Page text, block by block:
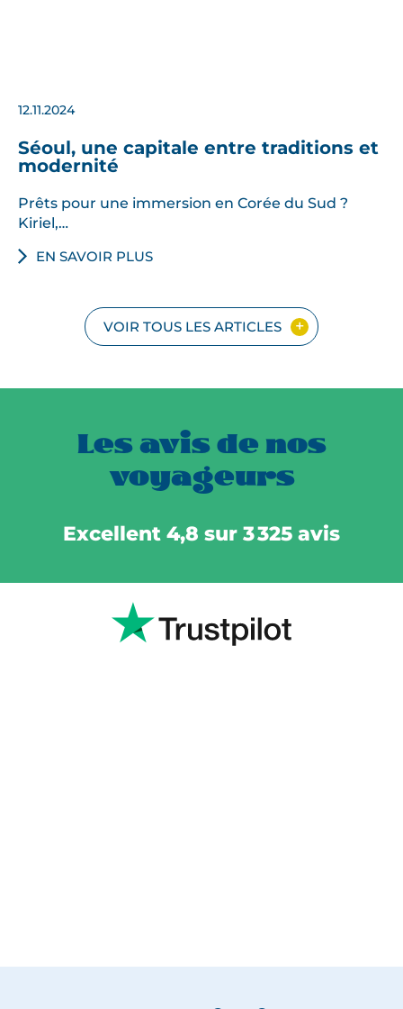
12.11.2024
Séoul, une capitale entre traditions et
modernité
Prêts pour une immersion en Corée du Sud ?
Kiriel,…
EN SAVOIR PLUS
VOIR TOUS LES ARTICLES
Les avis de nos
voyageurs
Excellent 4,8 sur 3 325 avis